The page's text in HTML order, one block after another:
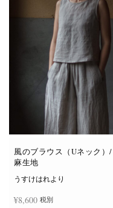
風のブラウス（Uネック）/
麻生地
うすけはれより
¥8,600 税別